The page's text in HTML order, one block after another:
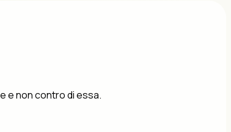
e non contro di essa.